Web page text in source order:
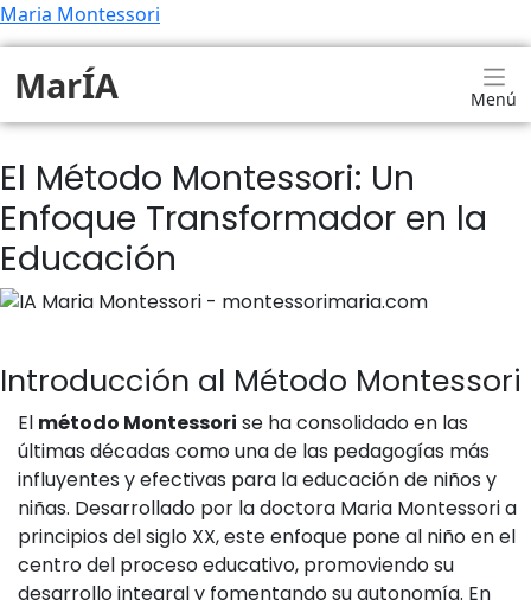
Maria Montessori
MarÍA Menú
El Método Montessori: Un
Enfoque Transformador en la
Educación
Introducción al Método Montessori
El método Montessori se ha consolidado en las
últimas décadas como una de las pedagogías más
influyentes y efectivas para la educación de niños y
niñas. Desarrollado por la doctora Maria Montessori a
principios del siglo XX, este enfoque pone al niño en el
centro del proceso educativo, promoviendo su
desarrollo integral y fomentando su autonomía. En